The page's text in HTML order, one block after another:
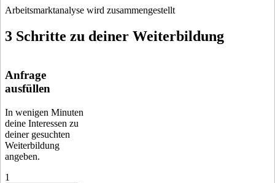
Arbeitsmarktanalyse wird zusammengestellt
3 Schritte zu deiner Weiterbildung
Anfrage
ausfüllen
In wenigen Minuten
deine Interessen zu
deiner gesuchten
Weiterbildung
angeben.
1